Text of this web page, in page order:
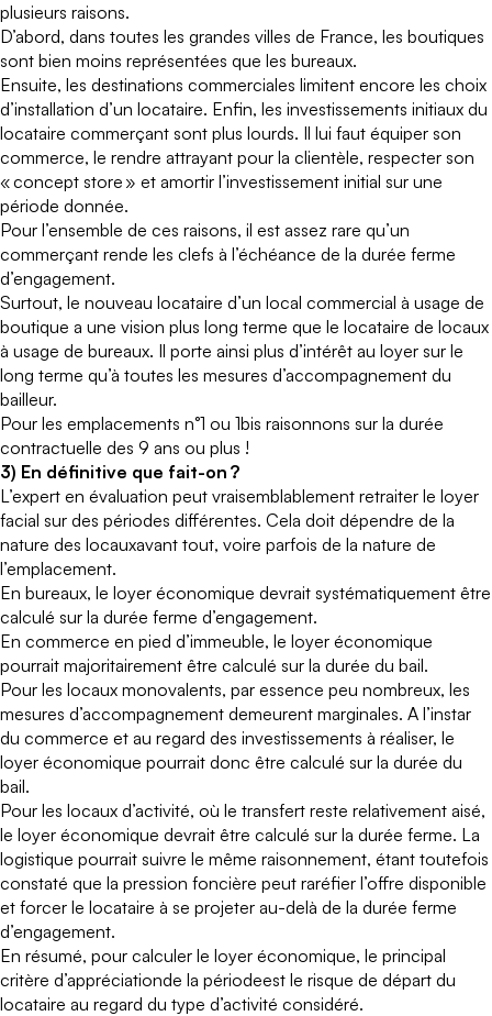
plusieurs raisons.
D’abord, dans toutes les grandes villes de France, les boutiques
sont bien moins représentées que les bureaux.
Ensuite, les destinations commerciales limitent encore les choix
d’installation d’un locataire. Enfin, les investissements initiaux du
locataire commerçant sont plus lourds. Il lui faut équiper son
commerce, le rendre attrayant pour la clientèle, respecter son
« concept store » et amortir l’investissement initial sur une
période donnée.
Pour l’ensemble de ces raisons, il est assez rare qu’un
commerçant rende les clefs à l’échéance de la durée ferme
d’engagement.
Surtout, le nouveau locataire d’un local commercial à usage de
boutique a une vision plus long terme que le locataire de locaux
à usage de bureaux. Il porte ainsi plus d’intérêt au loyer sur le
long terme qu’à toutes les mesures d’accompagnement du
bailleur.
Pour les emplacements n°1 ou 1bis raisonnons sur la durée
contractuelle des 9 ans ou plus !
3) En définitive que fait-on ?
L’expert en évaluation peut vraisemblablement retraiter le loyer
facial sur des périodes différentes. Cela doit dépendre de la
nature des locauxavant tout, voire parfois de la nature de
l’emplacement.
En bureaux, le loyer économique devrait systématiquement être
calculé sur la durée ferme d’engagement.
En commerce en pied d’immeuble, le loyer économique
pourrait majoritairement être calculé sur la durée du bail.
Pour les locaux monovalents, par essence peu nombreux, les
mesures d’accompagnement demeurent marginales. A l’instar
du commerce et au regard des investissements à réaliser, le
loyer économique pourrait donc être calculé sur la durée du
bail.
Pour les locaux d’activité, où le transfert reste relativement aisé,
le loyer économique devrait être calculé sur la durée ferme. La
logistique pourrait suivre le même raisonnement, étant toutefois
constaté que la pression foncière peut raréfier l’offre disponible
et forcer le locataire à se projeter au-delà de la durée ferme
d’engagement.
En résumé, pour calculer le loyer économique, le principal
critère d’appréciationde la périodeest le risque de départ du
locataire au regard du type d’activité considéré.